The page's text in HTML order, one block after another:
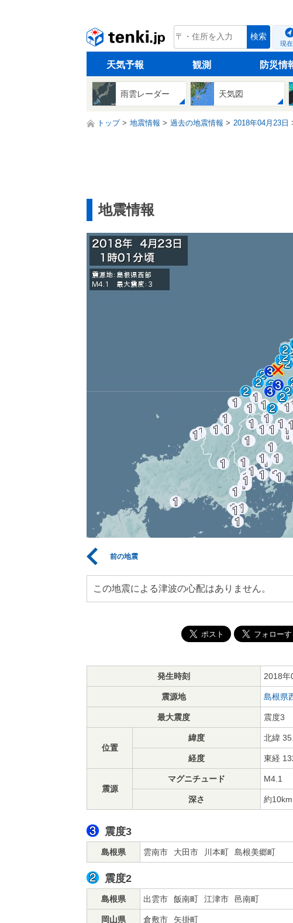
tenki.jp 検索
現
天気予報 観測 防災情
雨雲レーダー 天気図
トップ 地震情報 過去の地震情報 2018年04月23日
地震情報
前の地震
この地震による津波の心配はありません。
発生時刻 2018年
震源地 島根県
最大震度 震度3
位置
緯度 北緯
経度 東経
震源
マグニチュード M4.1
深さ 約10km
震度3
島根県 雲南市 大田市 川本町 島根美郷町
震度2
島根県 出雲市 飯南町 江津市 邑南町
岡山県 倉敷市 矢掛町